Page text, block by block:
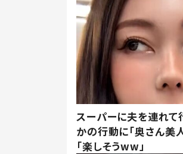
スーパーに夫を連れて
かの行動に「奥さん美
「楽しそうww」